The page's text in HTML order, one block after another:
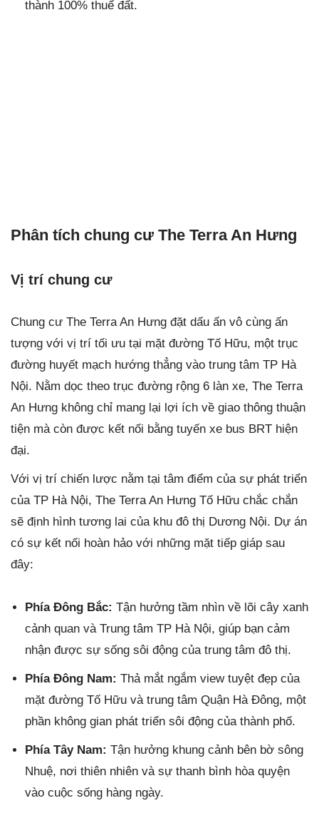
thành 100% thuế đất.
Phân tích chung cư The Terra An Hưng
Vị trí chung cư
Chung cư The Terra An Hưng đặt dấu ấn vô cùng ấn
tượng với vị trí tối ưu tại mặt đường Tố Hữu, một trục
đường huyết mạch hướng thẳng vào trung tâm TP Hà
Nội. Nằm dọc theo trục đường rộng 6 làn xe, The Terra
An Hưng không chỉ mang lại lợi ích về giao thông thuận
tiện mà còn được kết nối bằng tuyến xe bus BRT hiện
đại.
Với vị trí chiến lược nằm tại tâm điểm của sự phát triển
của TP Hà Nội, The Terra An Hưng Tố Hữu chắc chắn
sẽ định hình tương lai của khu đô thị Dương Nội. Dự án
có sự kết nối hoàn hảo với những mặt tiếp giáp sau
đây:
Phía Đông Bắc: Tận hưởng tầm nhìn về lõi cây xanh
cảnh quan và Trung tâm TP Hà Nội, giúp bạn cảm
nhận được sự sống sôi động của trung tâm đô thị.
Phía Đông Nam: Thả mắt ngắm view tuyệt đẹp của
mặt đường Tố Hữu và trung tâm Quận Hà Đông, một
phần không gian phát triển sôi động của thành phố.
Phía Tây Nam: Tận hưởng khung cảnh bên bờ sông
Nhuệ, nơi thiên nhiên và sự thanh bình hòa quyện
vào cuộc sống hàng ngày.